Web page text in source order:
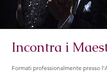
Incontra i
Formati professionalmente presso